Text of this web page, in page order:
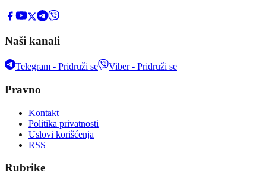
Naši kanali
Telegram - Pridruži se Viber - Pridruži se
Pravno
Kontakt
Politika privatnosti
Uslovi korišćenja
RSS
Rubrike